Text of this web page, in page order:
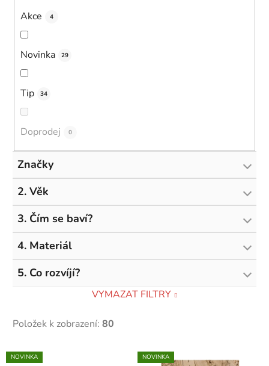
Akce 4
Novinka 29
Tip 34
Doprodej 0
Značky
2. Věk
3. Čím se baví?
4. Materiál
5. Co rozvíjí?
VYMAZAT FILTRY
Položek k zobrazení: 80
VNOVINKA NOVINKA